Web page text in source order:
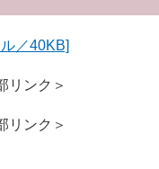
／40KB]
リンク＞
リンク＞